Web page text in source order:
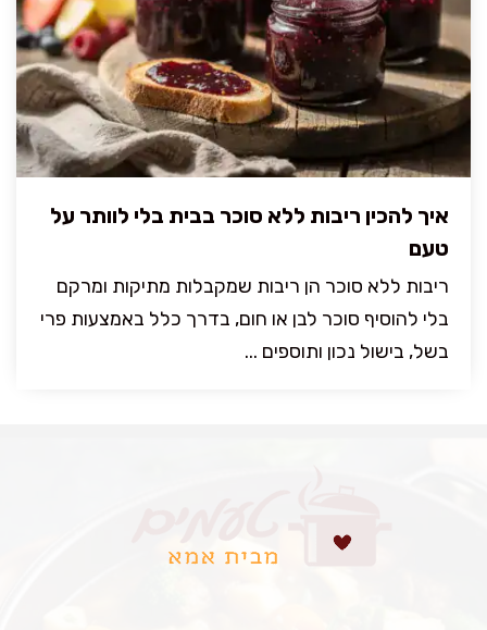
איך להכין ריבות ללא סוכר בבית בלי לוותר על
טעם
ריבות ללא סוכר הן ריבות שמקבלות מתיקות ומרקם
בלי להוסיף סוכר לבן או חום, בדרך כלל באמצעות פרי
בשל, בישול נכון ותוספים ...